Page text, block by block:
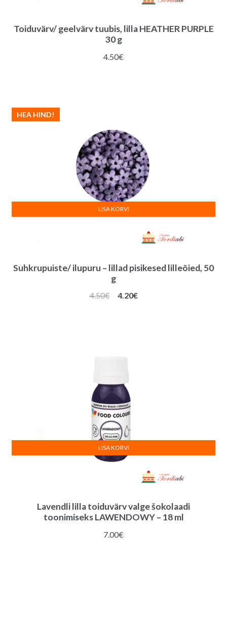
Toiduvärv/ geelvärv tuubis, lilla HEATHER PURPLE
30 g
4.50€
Suhkrupuiste/ ilupuru – lillad pisikesed lilleõied, 50
g
HEA HIND!
4.50€
Algne
4.20€Praegune
LISA KORVI
Lavendli lilla toiduvärv valge šokolaadi
toonimiseks LAWENDOWY – 18 ml
7.00€
LISA KORVI